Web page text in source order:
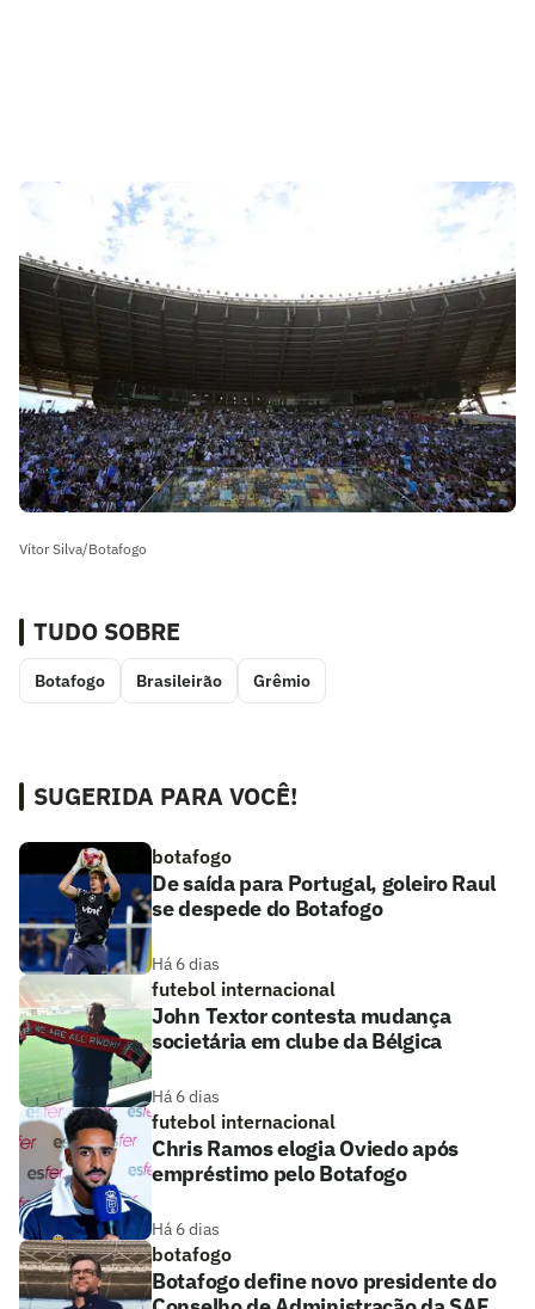
Vítor Silva/Botafogo
TUDO SOBRE
Botafogo Brasileirão Grêmio
SUGERIDA PARA VOCÊ!
botafogo
De saída para Portugal, goleiro Raul
se despede do Botafogo
Há 6 dias
futebol internacional
John Textor contesta mudança
societária em clube da Bélgica
Há 6 dias
futebol internacional
Chris Ramos elogia Oviedo após
empréstimo pelo Botafogo
Há 6 dias
botafogo
Botafogo define novo presidente do